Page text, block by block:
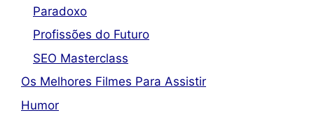
Paradoxo
Profissões do Futuro
SEO Masterclass
Os Melhores Filmes Para Assistir
Humor